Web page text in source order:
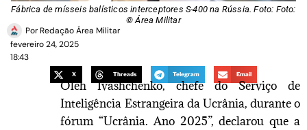
Fábrica de mísseis balísticos interceptores S-400 na Rússia. Foto: Foto:
© Área Militar
PorRedação Área Militar
fevereiro 24, 2025
18:43
X Threads Telegram Email
Oleh Ivashchenko, chefe do Serviço de
Inteligência Estrangeira da Ucrânia, durante o
fórum “Ucrânia. Ano 2025”, declarou que a